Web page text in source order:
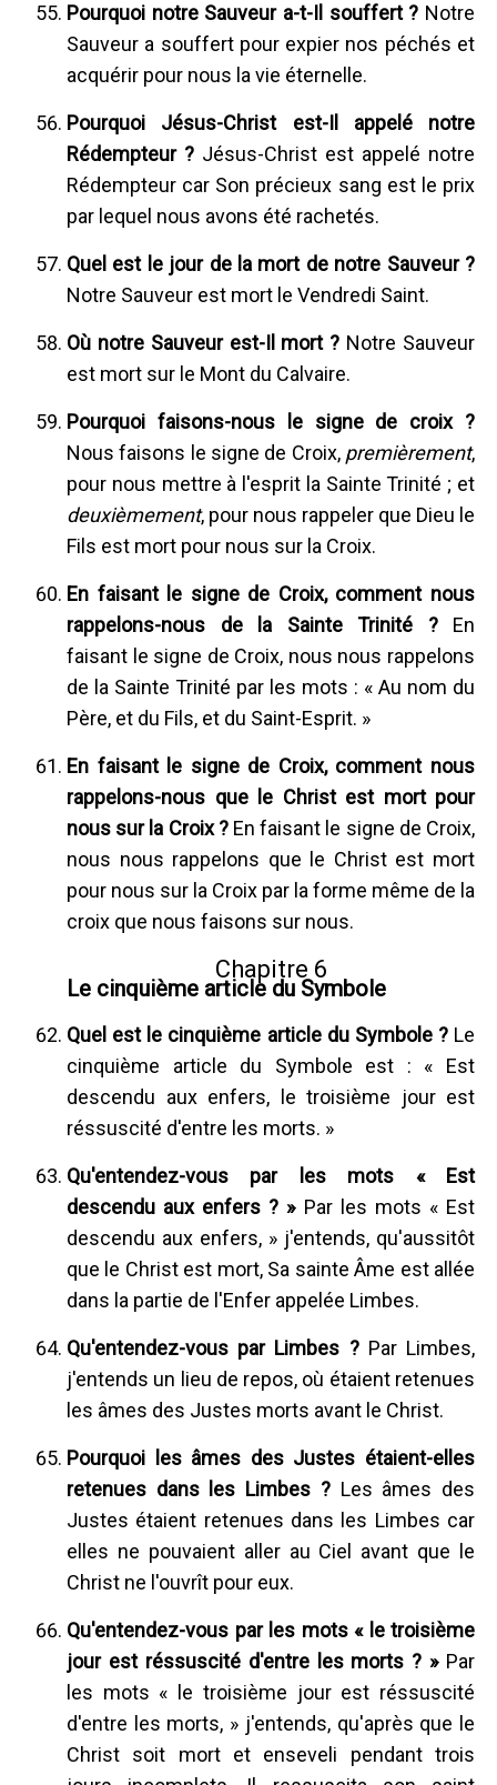
Pourquoi notre Sauveur a-t-Il souffert ? Notre
Sauveur a souffert pour expier nos péchés et
acquérir pour nous la vie éternelle.
Pourquoi Jésus-Christ est-Il appelé notre
Rédempteur ? Jésus-Christ est appelé notre
Rédempteur car Son précieux sang est le prix
par lequel nous avons été rachetés.
Quel est le jour de la mort de notre Sauveur ?
Notre Sauveur est mort le Vendredi Saint.
Où notre Sauveur est-Il mort ? Notre Sauveur
est mort sur le Mont du Calvaire.
Pourquoi faisons-nous le signe de croix ?
Nous faisons le signe de Croix, premièrement,
pour nous mettre à l'esprit la Sainte Trinité ; et
deuxièmement, pour nous rappeler que Dieu le
Fils est mort pour nous sur la Croix.
En faisant le signe de Croix, comment nous
rappelons-nous de la Sainte Trinité ?En
faisant le signe de Croix, nous nous rappelons
de la Sainte Trinité par les mots : « Au nom du
Père, et du Fils, et du Saint-Esprit. »
En faisant le signe de Croix, comment nous
rappelons-nous que le Christ est mort pour
nous sur la Croix ?En faisant le signe de Croix,
nous nous rappelons que le Christ est mort
pour nous sur la Croix par la forme même de la
croix que nous faisons sur nous.
Chapitre 6
Le cinquième article du Symbole
Quel est le cinquième article du Symbole ?Le
cinquième article du Symbole est : « Est
descendu aux enfers, le troisième jour est
réssuscité d'entre les morts. »
Qu'entendez-vous par les mots « Est
descendu aux enfers ? »Par les mots « Est
descendu aux enfers, » j'entends, qu'aussitôt
que le Christ est mort, Sa sainte Âme est allée
dans la partie de l'Enfer appelée Limbes.
Qu'entendez-vous par Limbes ?Par Limbes,
j'entends un lieu de repos, où étaient retenues
les âmes des Justes morts avant le Christ.
Pourquoi les âmes des Justes étaient-elles
retenues dans les Limbes ?Les âmes des
Justes étaient retenues dans les Limbes car
elles ne pouvaient aller au Ciel avant que le
Christ ne l'ouvrît pour eux.
Qu'entendez-vous par les mots « le troisième
jour est réssuscité d'entre les morts ? »Par
les mots « le troisième jour est réssuscité
d'entre les morts, » j'entends, qu'après que le
Christ soit mort et enseveli pendant trois